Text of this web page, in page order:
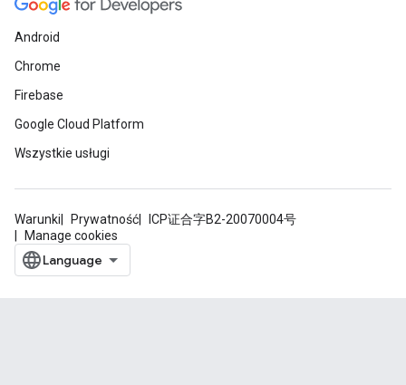
Android
Chrome
Firebase
Google Cloud Platform
Wszystkie usługi
Warunki Prywatność
ICP证合字B2-20070004号
Manage cookies